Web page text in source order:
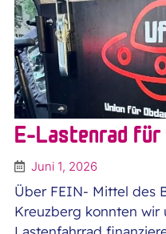
E-Lastenrad
Juni 1, 2026
Über FEIN- Mittel des
Kreuzberg konnten wir